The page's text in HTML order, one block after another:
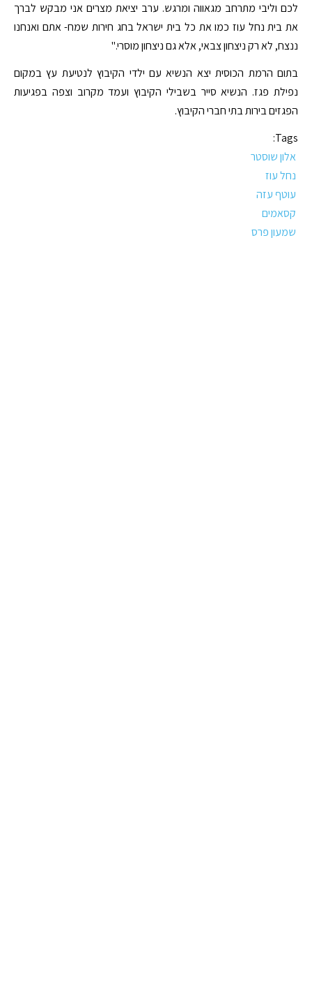
לכם וליבי מתרחב מגאווה ומרגש. ערב יציאת מצרים אני מבקש לברך
את בית נחל עוז כמו את כל בית ישראל בחג חירות שמח- אתם ואנחנו
ננצח, לא רק ניצחון צבאי, אלא גם ניצחון מוסרי."
בתום הרמת הכוסית יצא הנשיא עם ילדי הקיבוץ לנטיעת עץ במקום
נפילת פגז. הנשיא סייר בשבילי הקיבוץ ועמד מקרוב וצפה בפגיעות
הפגזים בירות בתי חברי הקיבוץ.
Tags:
אלון שוסטר
נחל עוז
עוטף עזה
קסאמים
שמעון פרס